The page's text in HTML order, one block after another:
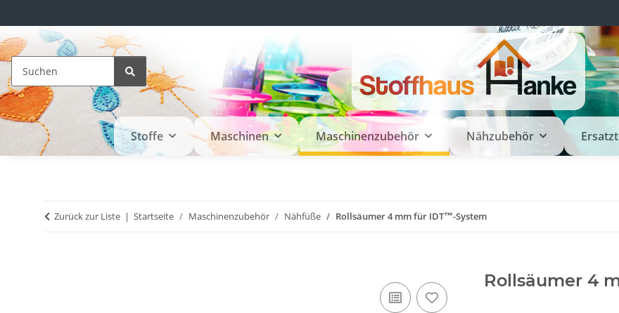
Stoffe Maschinen Maschinenzubehör Nähzubehör
Zurück zur Liste Startseite Maschinenzubehör Nähfüße Rollsäumer 4 mm für IDT™-System
Rollsäumer 4